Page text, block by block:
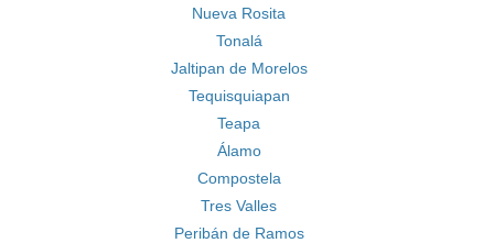
Nueva Rosita
Tonalá
Jaltipan de Morelos
Tequisquiapan
Teapa
Álamo
Compostela
Tres Valles
Peribán de Ramos